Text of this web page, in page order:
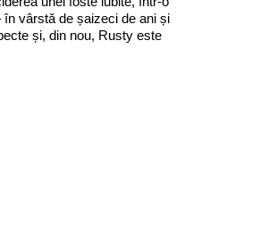
vârstă de șaizeci de ani și
și, din nou, Rusty este